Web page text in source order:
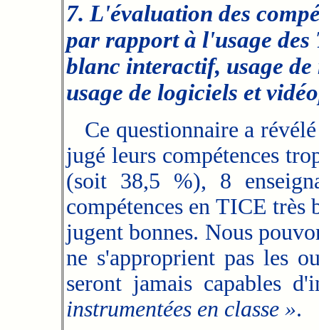
7. L'évaluation des
par rapport à l'usage
blanc interactif, usage
usage de logiciels et
Ce questionnaire a
jugé leurs compétences
(soit 38,5 %), 8
compétences en TICE très
jugent bonnes. Nous
ne s'approprient pas les
seront jamais capables
instrumentées en classe ».